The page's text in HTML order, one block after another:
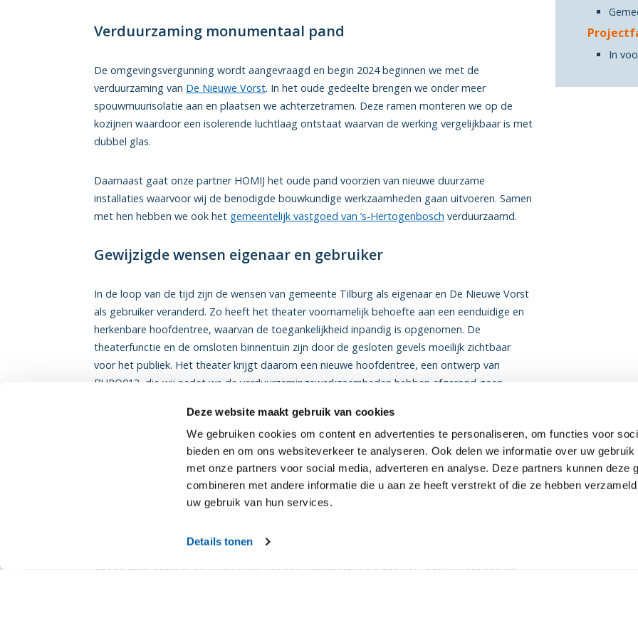
Deze website maakt gebruik van cookies
We gebruiken cookies om content en advertenties te personaliseren, om functies voor
bieden en om ons websiteverkeer te analyseren. Ook delen we informatie over uw
met onze partners voor social media, adverteren en analyse. Deze partners kunnen deze
combineren met andere informatie die u aan ze heeft verstrekt of die ze hebben
uw gebruik van hun services.
Details tonen
Verduurzaming monumentaal pand
De omgevingsvergunning wordt aangevraagd en begin 2024 beginnen we met de
verduurzaming van De Nieuwe Vorst. In het oude gedeelte brengen we onder meer
spouwmuurisolatie aan en plaatsen we achterzetramen. Deze ramen monteren we op de
kozijnen waardoor een isolerende luchtlaag ontstaat waarvan de werking vergelijkbaar is met
dubbel glas.
Daarnaast gaat onze partner HOMIJ het oude pand voorzien van nieuwe duurzame
installaties waarvoor wij de benodigde bouwkundige werkzaamheden gaan uitvoeren. Samen
met hen hebben we ook het gemeentelijk vastgoed van ’s-Hertogenbosch verduurzaamd.
Gewijzigde wensen eigenaar en gebruiker
In de loop van de tijd zijn de wensen van gemeente Tilburg als eigenaar en De Nieuwe Vorst
als gebruiker veranderd. Zo heeft het theater voornamelijk behoefte aan een eenduidige en
herkenbare hoofdentree, waarvan de toegankelijkheid inpandig is opgenomen. De
theaterfunctie en de omsloten binnentuin zijn door de gesloten gevels moeilijk zichtbaar
voor het publiek. Het theater krijgt daarom een nieuwe hoofdentree, een ontwerp van
BURO013, die wij nadat we de verduurzamingswerkzaamheden hebben afgerond gaan
De Nieuwe Vorst en ook het restaurant in het oude gedeelte blijven gewoon open tijdens
onze werkzaamheden. Daarom gaan we in overleg een tijdelijke toegang naar het theater
Duurzaam en toekomstbestendig gebouw
goede stap gezet in de richting van een toekomstbestendig gebouw, dat voldoet aan de
In